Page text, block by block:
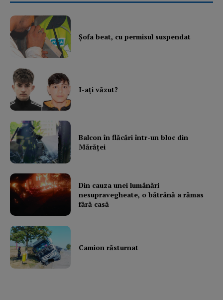
Şofa beat, cu permisul suspendat
I-aţi văzut?
Balcon în flăcări într-un bloc din
Mărăţei
Din cauza unei lumânări
nesupravegheate, o bătrână a rămas
fără casă
Camion răsturnat